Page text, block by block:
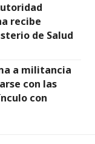
recibe
de Salud
a militancia
con las
con